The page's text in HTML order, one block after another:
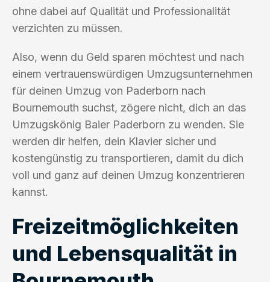
ohne dabei auf Qualität und Professionalität
verzichten zu müssen.
Also, wenn du Geld sparen möchtest und nach
einem vertrauenswürdigen Umzugsunternehmen
für deinen Umzug von Paderborn nach
Bournemouth suchst, zögere nicht, dich an das
Umzugskönig Baier Paderborn zu wenden. Sie
werden dir helfen, dein Klavier sicher und
kostengünstig zu transportieren, damit du dich
voll und ganz auf deinen Umzug konzentrieren
kannst.
Freizeitmöglichkeiten
und Lebensqualität in